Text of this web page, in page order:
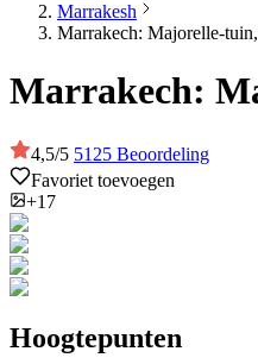
Marrakesh
Marrakech: Majorelle-
Marrakech:
4,5/5 5125 Beoordeling
Favoriet toevoegen
+17
Hoogtepunten